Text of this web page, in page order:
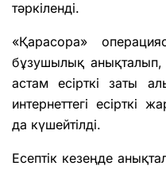
тәркіленді.
«Қарасора»
бұзушылық анықталып,
астам есірткі заты
интернеттегі есірткі
да күшейтілді.
Есептік кезеңде